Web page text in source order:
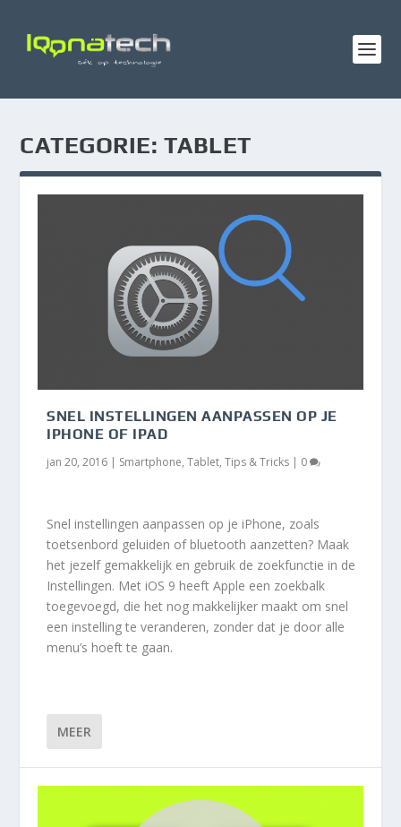
CATEGORIE: TABLET
SNEL INSTELLINGEN AANPASSEN OP JE
IPHONE OF IPAD
jan 20, 2016 | Smartphone,Tablet,Tips & Tricks | 0
Snel instellingen aanpassen op je iPhone, zoals
toetsenbord geluiden of bluetooth aanzetten? Maak
het jezelf gemakkelijk en gebruik de zoekfunctie in de
Instellingen. Met iOS 9 heeft Apple een zoekbalk
toegevoegd, die het nog makkelijker maakt om snel
een instelling te veranderen, zonder dat je door alle
menu’s hoeft te gaan.
MEER